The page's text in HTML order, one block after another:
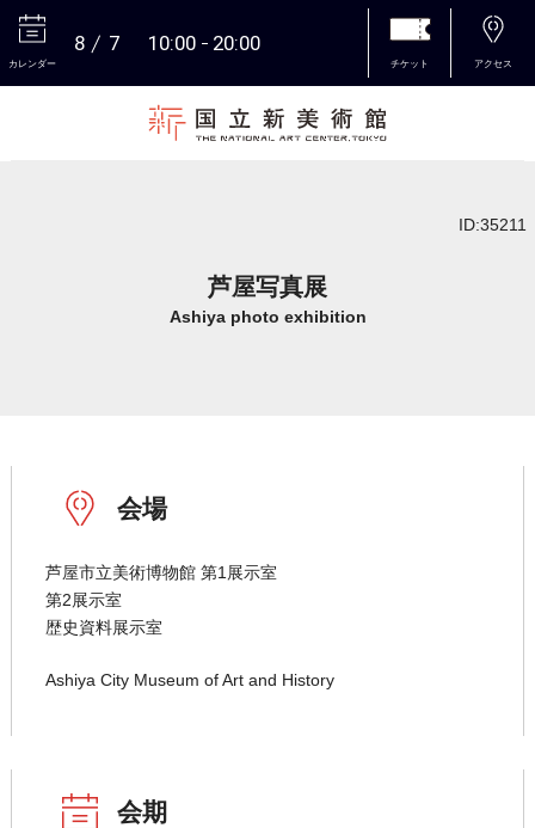
カレンダー
8 7 10:00 20:00
チケット アクセス
ID:35211
芦屋写真展
Ashiya photo exhibition
会場
芦屋市立美術博物館 第1展示室
第2展示室
歴史資料展示室
Ashiya City Museum of Art and History
会期